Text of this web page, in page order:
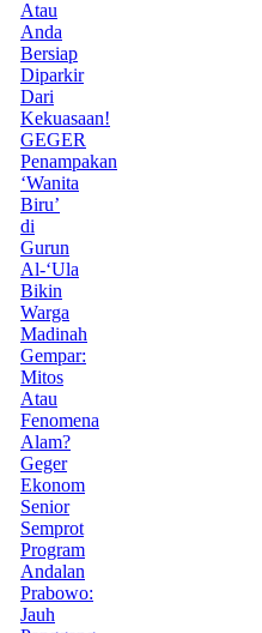
Atau
Anda
Bersiap
Diparkir
Dari
Kekuasaan!
GEGER
Penampakan
‘Wanita
Biru’
di
Gurun
Al-‘Ula
Bikin
Warga
Madinah
Gempar:
Mitos
Atau
Fenomena
Alam?
Geger
Ekonom
Senior
Semprot
Program
Andalan
Prabowo:
Jauh